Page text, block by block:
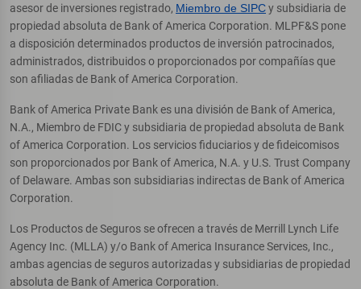
asesor de inversiones registrado, Miembro de SIPCy subsidiaria de
propiedad absoluta de Bank of America Corporation. MLPF&S pone
a disposición determinados productos de inversión patrocinados,
administrados, distribuidos o proporcionados por compañías que
son afiliadas de Bank of America Corporation.
Bank of America Private Bank es una división de Bank of America,
N.A., Miembro de FDIC y subsidiaria de propiedad absoluta de Bank
of America Corporation. Los servicios fiduciarios y de fideicomisos
son proporcionados por Bank of America, N.A. y U.S. Trust Company
of Delaware. Ambas son subsidiarias indirectas de Bank of America
Corporation.
Los Productos de Seguros se ofrecen a través de Merrill Lynch Life
Agency Inc. (MLLA) y/o Bank of America Insurance Services, Inc.,
ambas agencias de seguros autorizadas y subsidiarias de propiedad
absoluta de Bank of America Corporation.